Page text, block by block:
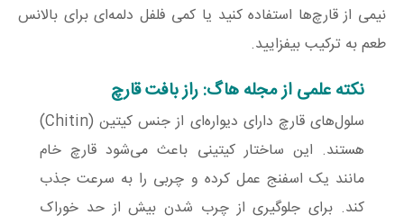
نیمی از قارچ‌ها استفاده کنید یا کمی فلفل دلمه‌ای برای بالانس
طعم به ترکیب بیفزایید.
نکته علمی از مجله هاگ: راز بافت قارچ
سلول‌های قارچ دارای دیواره‌ای از جنس کیتین (Chitin)
هستند. این ساختار کیتینی باعث می‌شود قارچ خام
مانند یک اسفنج عمل کرده و چربی را به سرعت جذب
کند. برای جلوگیری از چرب شدن بیش از حد خوراک